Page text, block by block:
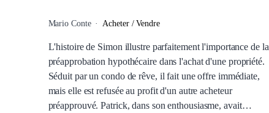
Mario Conte Acheter / Vendre
L'histoire de Simon illustre parfaitement l'importance de la
préapprobation hypothécaire dans l'achat d'une propriété.
Séduit par un condo de rêve, il fait une offre immédiate,
mais elle est refusée au profit d'un autre acheteur
préapprouvé. Patrick, dans son enthousiasme, avait…